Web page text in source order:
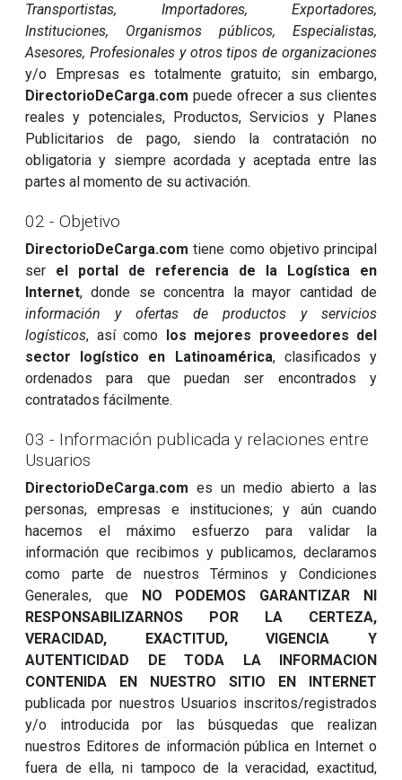
Transportistas, Importadores, Exportadores,
Instituciones, Organismos públicos, Especialistas,
Asesores, Profesionales y otros tipos de organizaciones
y/o Empresas es totalmente gratuito; sin embargo,
DirectorioDeCarga.com puede ofrecer a sus clientes
reales y potenciales, Productos, Servicios y Planes
Publicitarios de pago, siendo la contratación no
obligatoria y siempre acordada y aceptada entre las
partes al momento de su activación.
02 - Objetivo
DirectorioDeCarga.com tiene como objetivo principal
ser el portal de referencia de la Logística en
Internet, donde se concentra la mayor cantidad de
información y ofertas de productos y servicios
logísticos, así como los mejores proveedores del
sector logístico en Latinoamérica, clasificados y
ordenados para que puedan ser encontrados y
contratados fácilmente.
03 - Información publicada y relaciones entre
Usuarios
DirectorioDeCarga.com es un medio abierto a las
personas, empresas e instituciones; y aún cuando
hacemos el máximo esfuerzo para validar la
información que recibimos y publicamos, declaramos
como parte de nuestros Términos y Condiciones
Generales, que NO PODEMOS GARANTIZAR NI
RESPONSABILIZARNOS POR LA CERTEZA,
VERACIDAD, EXACTITUD, VIGENCIA Y
AUTENTICIDAD DE TODA LA INFORMACION
CONTENIDA EN NUESTRO SITIO EN INTERNET
publicada por nuestros Usuarios inscritos/registrados
y/o introducida por las búsquedas que realizan
nuestros Editores de información pública en Internet o
fuera de ella, ni tampoco de la veracidad, exactitud,